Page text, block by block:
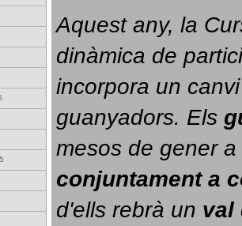
Aquest any, la
dinàmica de
incorpora un
guanyadors. Els
conjuntament a
d'ells rebrà un val